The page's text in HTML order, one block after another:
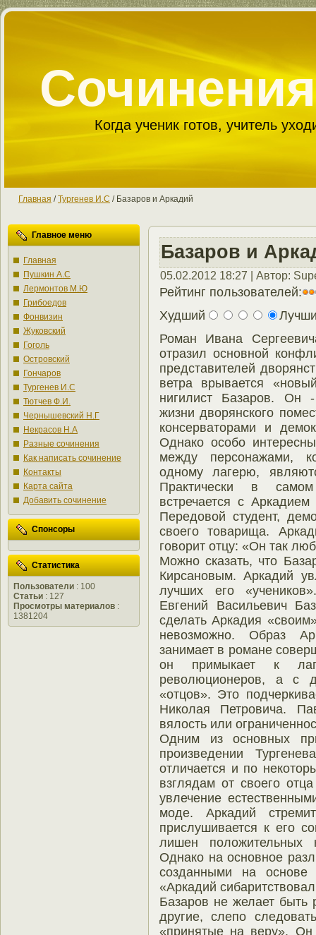
Когда ученик готов, учитель
Главная /Тургенев И.С / Базаров и Аркадий
Главное меню
Главная
Пушкин А.С
Лермонтов М.Ю
Грибоедов
Фонвизин
Жуковский
Гоголь
Островский
Гончаров
Тургенев И.С
Тютчев Ф.И.
Чернышевский Н.Г
Некрасов Н.А
Разные сочинения
Как написать сочинение
Контакты
Карта сайта
Добавить сочинение
Спонсоры
Статистика
Пользователи : 100
Статьи : 127
Просмотры материалов :
1381204
Базаров и
05.02.2012 18:27 | Автор:
Рейтинг пользователей:
Худший
Роман Ивана
отразил основной
представителей
ветра врывается
нигилист Базаров. Он
жизни дворянского
консерваторами и
Однако особо
между персонажами,
одному лагерю,
Практически в
встречается с
Передовой студент,
своего товарища.
говорит отцу: «Он так
Можно сказать, что
Кирсановым. Аркадий
лучших его
Евгений Васильевич
сделать Аркадия
невозможно. Образ
занимает в романе
он примыкает к
революционеров, а с
«отцов». Это
Николая Петровича.
вялость или
Одним из основных
произведении
отличается и по
взглядам от своего
увлечение
моде. Аркадий
прислушивается к его
лишен положительных
Однако на основное
созданными на основе
«Аркадий
Базаров не желает быть
другие, слепо
«принятые на веру». Он